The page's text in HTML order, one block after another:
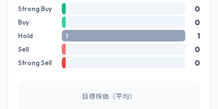
Strong Buy 0
Buy 0
Hold 1 1
Sell 0
Strong Sell 0
目標株価（平均）